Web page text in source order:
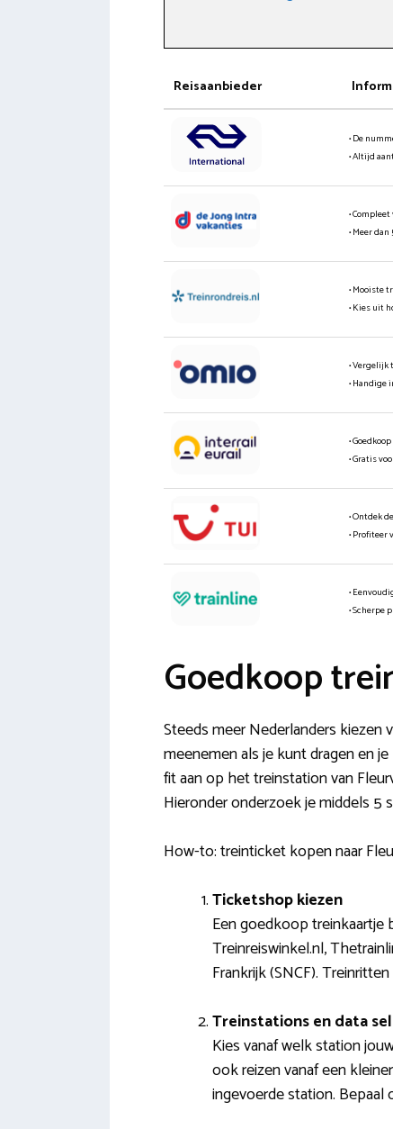
Reisaanbieder
• De
• Altijd
•
• Meer
• Mooiste
• Kies uit
•
•
•
• Gratis
• Ontdek
• Profiteer
•
•
Goedkoop
Steeds meer Nederlanders kiezen
meenemen als je kunt dragen en
fit aan op het treinstation van
Hieronder onderzoek je middels 5
How-to: treinticket kopen naar
Ticketshop kiezen
Een goedkoop treinkaartje
Treinreiswinkel.nl,
Frankrijk (SNCF).
Treinstations en data
Kies vanaf welk station
ook reizen vanaf een
ingevoerde station.